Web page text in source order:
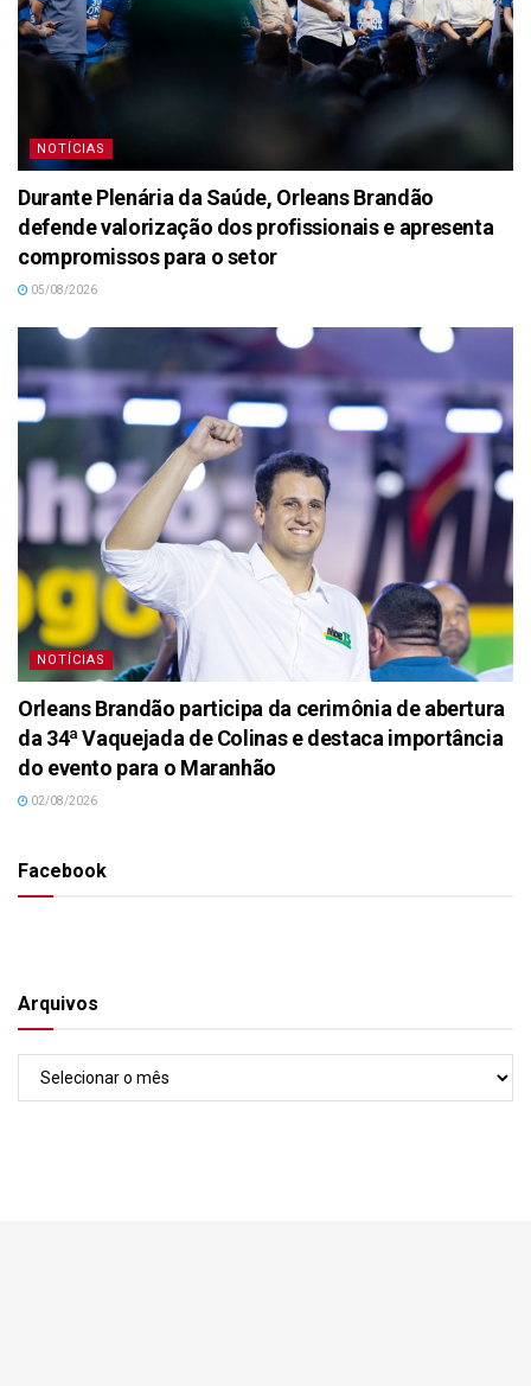
NOTÍCIAS
Durante Plenária da Saúde, Orleans Brandão
defende valorização dos profissionais e apresenta
compromissos para o setor
05/08/2026
NOTÍCIAS
Orleans Brandão participa da cerimônia de abertura
da 34ª Vaquejada de Colinas e destaca importância
do evento para o Maranhão
02/08/2026
Facebook
Arquivos